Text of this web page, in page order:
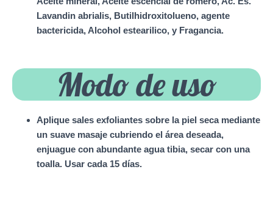
Lavandin abrialis, Butilhidroxitolueno, agente
bactericida, Alcohol estearilico, y Fragancia.
Modo de uso
Aplique sales exfoliantes sobre la piel seca mediante
un suave masaje cubriendo el área deseada,
enjuague con abundante agua tibia, secar con una
toalla. Usar cada 15 días.